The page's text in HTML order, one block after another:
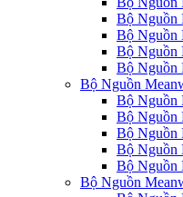
Bộ Nguồn
Bộ Nguồn
Bộ Nguồn
Bộ Nguồn
Bộ Nguồn
Bộ Nguồn
Bộ Nguồn
Bộ Nguồn
Bộ Nguồn
Bộ Nguồn
Bộ Nguồn